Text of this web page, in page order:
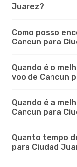
Juarez?
Como posso
Cancun para
Quando é o
voo de Cancun
Quando é a
Cancun para
Quanto tempo
para Ciudad